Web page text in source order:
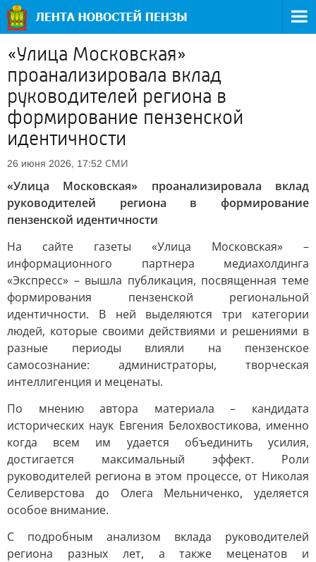
«Улица Московская»
проанализировала вклад
руководителей региона в
формирование пензенской
идентичности
26 июня 2026, 17:52 СМИ
«Улица Московская» проанализировала вклад
руководителей региона в формирование
пензенской идентичности
На сайте газеты «Улица Московская» –
информационного партнера медиахолдинга
«Экспресс» – вышла публикация, посвященная теме
формирования пензенской региональной
идентичности. В ней выделяются три категории
людей, которые своими действиями и решениями в
разные периоды влияли на пензенское
самосознание: администраторы, творческая
интеллигенция и меценаты.
По мнению автора материала – кандидата
исторических наук Евгения Белохвостикова, именно
когда всем им удается объединить усилия,
достигается максимальный эффект. Роли
руководителей региона в этом процессе, от Николая
Селиверстова до Олега Мельниченко, уделяется
особое внимание.
С подробным анализом вклада руководителей
региона разных лет, а также меценатов и